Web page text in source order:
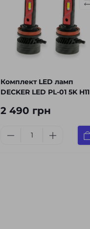
Комплект LED ламп
DECKER LED PL-01 5K H11
2 490 грн